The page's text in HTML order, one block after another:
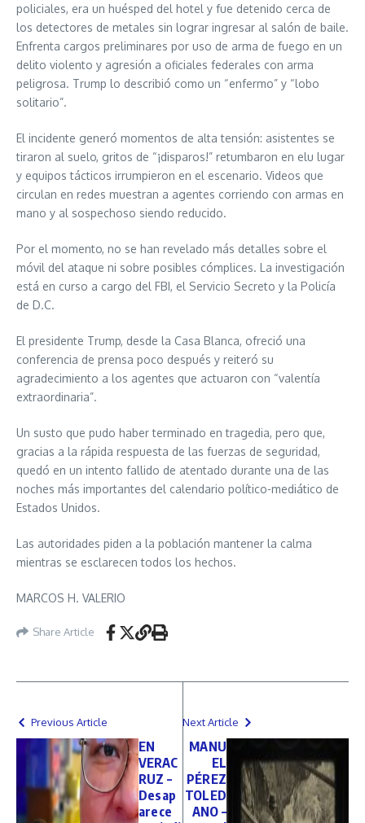
policiales, era un huésped del hotel y fue detenido cerca de
los detectores de metales sin lograr ingresar al salón de baile.
Enfrenta cargos preliminares por uso de arma de fuego en un
delito violento y agresión a oficiales federales con arma
peligrosa. Trump lo describió como un “enfermo” y “lobo
solitario”.
El incidente generó momentos de alta tensión: asistentes se
tiraron al suelo, gritos de “¡disparos!” retumbaron en elu lugar
y equipos tácticos irrumpieron en el escenario. Videos que
circulan en redes muestran a agentes corriendo con armas en
mano y al sospechoso siendo reducido.
Por el momento, no se han revelado más detalles sobre el
móvil del ataque ni sobre posibles cómplices. La investigación
está en curso a cargo del FBI, el Servicio Secreto y la Policía
de D.C.
El presidente Trump, desde la Casa Blanca, ofreció una
conferencia de prensa poco después y reiteró su
agradecimiento a los agentes que actuaron con “valentía
extraordinaria”.
Un susto que pudo haber terminado en tragedia, pero que,
gracias a la rápida respuesta de las fuerzas de seguridad,
quedó en un intento fallido de atentado durante una de las
noches más importantes del calendario político-mediático de
Estados Unidos.
Las autoridades piden a la población mantener la calma
mientras se esclarecen todos los hechos.
MARCOS H. VALERIO
Share Article
Previous Article
EN
VERAC
RUZ –
Desap
arece
Next Article
MANU
EL
PÉREZ
TOLED
ANO –